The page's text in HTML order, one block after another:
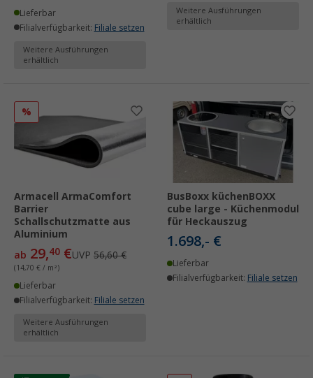
Lieferbar
Filialverfügbarkeit: Filiale setzen
Weitere Ausführungen
erhältlich
Weitere Ausführungen
erhältlich
%
Armacell ArmaComfort
Barrier
Schallschutzmatte aus
Aluminium
ab 29,40 €UVP 56,60 €
(14,70 € / m²)
Lieferbar
Filialverfügbarkeit: Filiale setzen
Weitere Ausführungen
erhältlich
BusBoxx küchenBOXX
cube large - Küchenmodul
für Heckauszug
1.698,- €
Lieferbar
Filialverfügbarkeit: Filiale setzen